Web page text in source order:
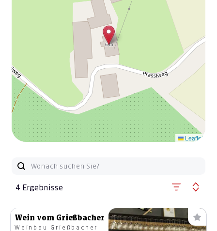
Leaflet
4 Ergebnisse
Wein vom Grießbacher
Weinbau Grießbacher